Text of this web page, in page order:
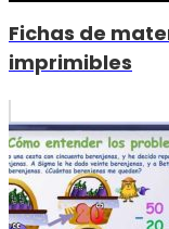
Fichas de
imprimibles